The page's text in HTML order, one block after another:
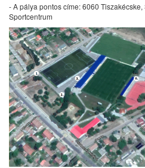
- A pálya pontos címe: 6060
Sportcentrum